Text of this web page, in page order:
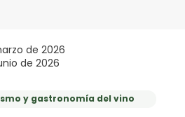
de 2026
de 2026
y gastronomía del vino